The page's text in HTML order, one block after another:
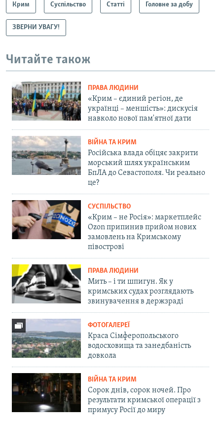
Крим Суспільство Статті Головне за добу
ЗВЕРНИ УВАГУ!
Читайте також
ПРАВА ЛЮДИНИ
«Крим – єдиний регіон, де
українці – меншість»: дискусія
навколо нової пам'ятної дати
ВІЙНА ТА КРИМ
Російська влада обіцяє закрити
морський шлях українським
БпЛА до Севастополя. Чи реально
це?
СУСПІЛЬСТВО
«Крим – не Росія»: маркетплейс
Ozon припинив прийом нових
замовлень на Кримському
півострові
ПРАВА ЛЮДИНИ
Мить – і ти шпигун. Як у
кримських судах розглядають
звинувачення в держзраді
ФОТОГАЛЕРЕЇ
Краса Сімферопольського
водосховища та занедбаність
довкола
ВІЙНА ТА КРИМ
Сорок днів, сорок ночей. Про
результати кримської операції з
примусу Росії до миру